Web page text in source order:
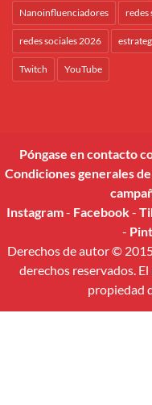
Nanoinfluenciadores redes
redes sociales 2026
Twitch YouTube
Póngase en contacto
Condiciones generales
Instagram- Facebook-
-
Derechos de autor ©
derechos reservados.
propiedad